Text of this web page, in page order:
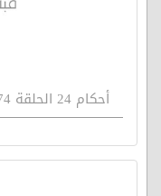
أحكام 24 الحلقة 174